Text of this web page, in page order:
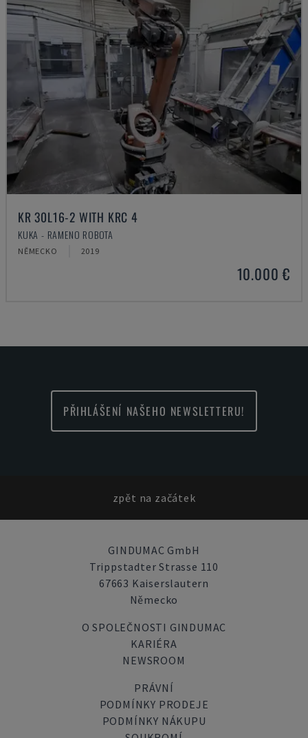
KR 30L16-2 WITH KRC 4
KUKA - RAMENO ROBOTA
NĚMECKO 2019
10.000 €
PŘIHLÁŠENÍ NAŠEHO NEWSLETTERU!
zpět na začátek
GINDUMAC GmbH
Trippstadter Strasse 110
67663 Kaiserslautern
Německo
O SPOLEČNOSTI GINDUMAC
KARIÉRA
NEWSROOM
PRÁVNÍ
PODMÍNKY PRODEJE
PODMÍNKY NÁKUPU